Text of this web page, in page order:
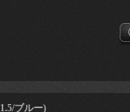
ブルー)